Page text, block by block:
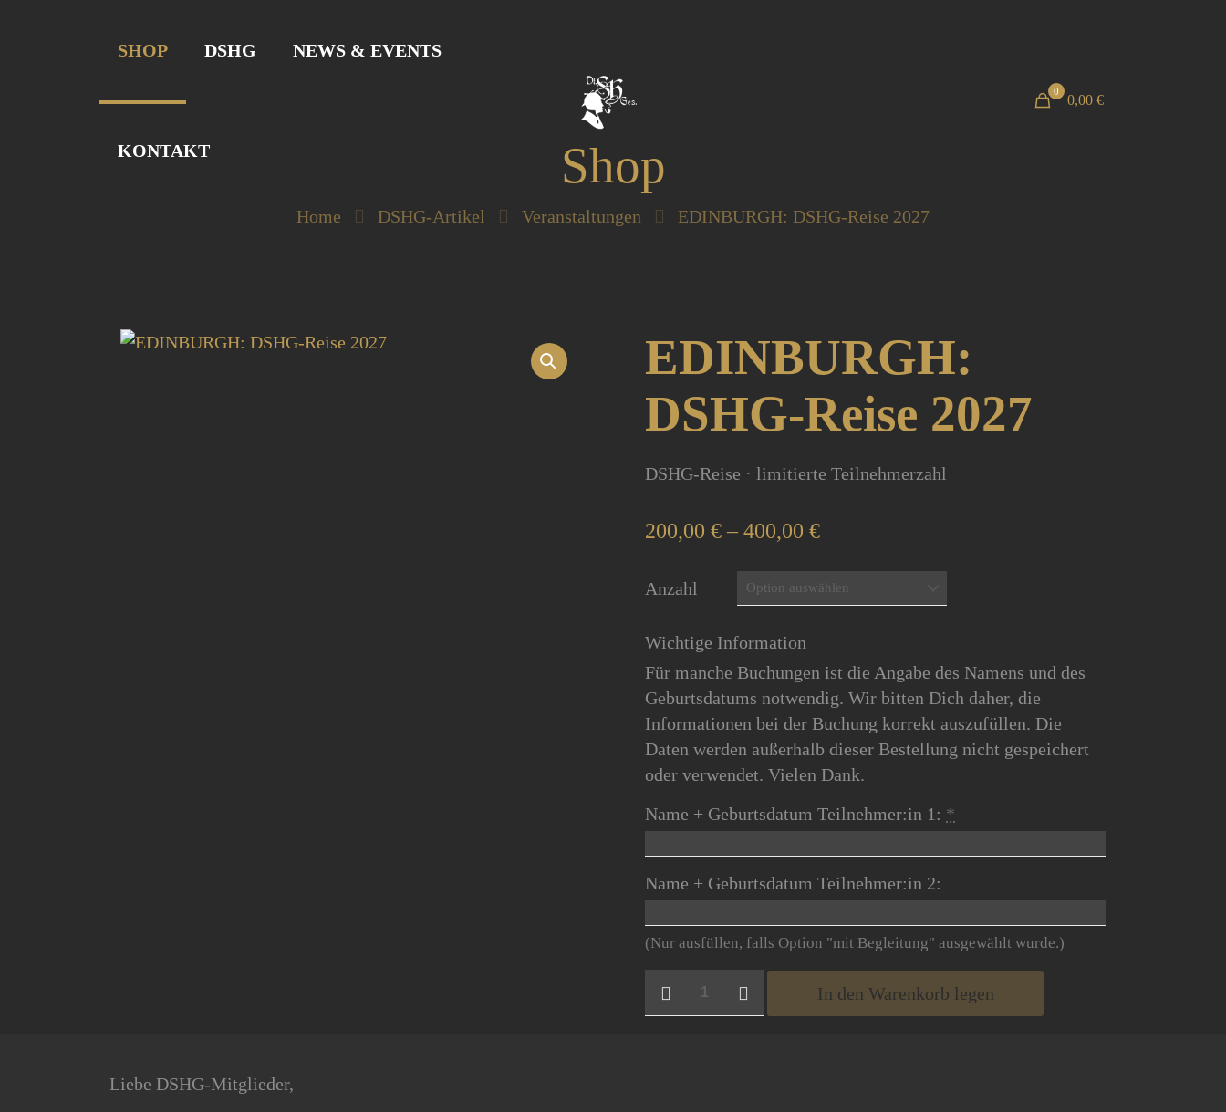
SHOP DSHG NEWS & EVENTS
KONTAKT
0
0,00 €
Shop
Home DSHG-Artikel Veranstaltungen EDINBURGH: DSHG-Reise 2027
EDINBURGH:
DSHG-Reise 2027
DSHG-Reise · limitierte Teilnehmerzahl
200,00 € –400,00 €Preisspanne:
bis
400,00 €
Anzahl
Wichtige Information
Für manche Buchungen ist die Angabe des Namens und des
Geburtsdatums notwendig. Wir bitten Dich daher, die
Informationen bei der Buchung korrekt auszufüllen. Die
Daten werden außerhalb dieser Bestellung nicht gespeichert
oder verwendet. Vielen Dank.
Name + Geburtsdatum Teilnehmer:in 1: *
Name + Geburtsdatum Teilnehmer:in 2:
(Nur ausfüllen, falls Option "mit Begleitung" ausgewählt wurde.)
EDINBURGH:
In den Warenkorb legen
Liebe DSHG-Mitglieder,